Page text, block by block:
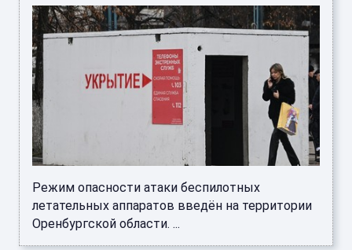
Режим опасности атаки беспилотных
летательных аппаратов введён на территории
Оренбургской области. ...